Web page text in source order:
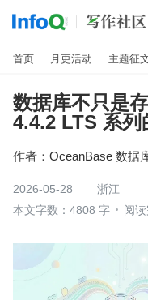
首页 月更活动 主题征
数据库不只是
4.4.2 LTS 系
作者： OceanBase 数据
2026-05-28
浙江
本文字数：4808 字
阅